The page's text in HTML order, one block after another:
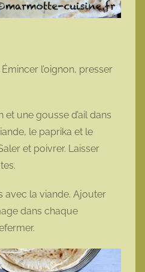
Émincer l’oignon, presser
et une gousse d’ail dans
le paprika et le
et poivrer. Laisser
avec la viande. Ajouter
dans chaque